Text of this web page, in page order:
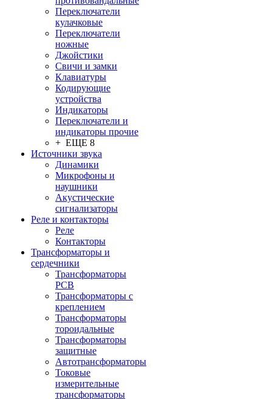
Переключатели
кулачковые
Переключатели
ножные
Джойстики
Свичи и замки
Клавиатуры
Кодирующие
устройства
Индикаторы
Переключатели и
индикаторы прочие
+ ЕЩЕ 8
Источники звука
Динамики
Микрофоны и
наушники
Акустические
сигнализаторы
Реле и контакторы
Реле
Контакторы
Трансформаторы и
сердечники
Трансформаторы
PCB
Трансформаторы с
креплением
Трансформаторы
тороидальные
Трансформаторы
защитные
Автотрансформаторы
Токовые
измерительные
трансформаторы